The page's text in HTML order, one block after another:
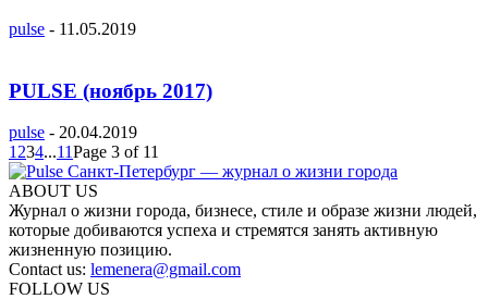
pulse - 11.05.2019
PULSE (ноябрь 2017)
pulse - 20.04.2019
1 234...11Page 3 of 11
ABOUT US
Журнал о жизни города, бизнесе, стиле и образе жизни людей,
которые добиваются успеха и стремятся занять активную
жизненную позицию.
Contact us: lemenera@gmail.com
FOLLOW US